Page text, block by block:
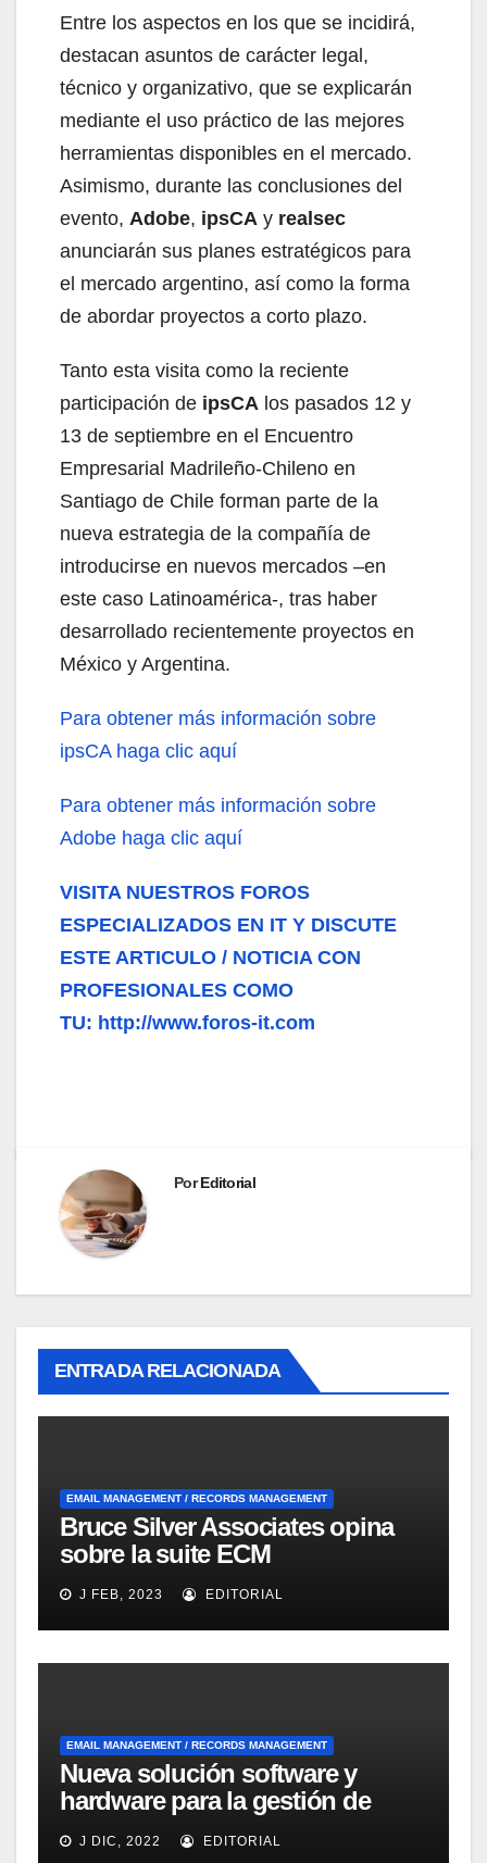
Entre los aspectos en los que se incidirá,
destacan asuntos de carácter legal,
técnico y organizativo, que se explicarán
mediante el uso práctico de las mejores
herramientas disponibles en el mercado.
Asimismo, durante las conclusiones del
evento, Adobe, ipsCA y realsec
anunciarán sus planes estratégicos para
el mercado argentino, así como la forma
de abordar proyectos a corto plazo.
Tanto esta visita como la reciente
participación de ipsCA los pasados 12 y
13 de septiembre en el Encuentro
Empresarial Madrileño-Chileno en
Santiago de Chile forman parte de la
nueva estrategia de la compañía de
introducirse en nuevos mercados –en
este caso Latinoamérica-, tras haber
desarrollado recientemente proyectos en
México y Argentina.
Para obtener más información sobre
ipsCA haga clic aquí
Para obtener más información sobre
Adobe haga clic aquí
VISITA NUESTROS FOROS
ESPECIALIZADOS EN IT Y DISCUTE
ESTE ARTICULO / NOTICIA CON
PROFESIONALES COMO
TU: http://www.foros-it.com
PorEditorial
ENTRADA RELACIONADA
EMAIL MANAGEMENT / RECORDS MANAGEMENT
Bruce Silver Associates opina
sobre la suite ECM
Documentum Enterprise
Records Management
J FEB, 2023 EDITORIAL
EMAIL MANAGEMENT / RECORDS MANAGEMENT
Nueva solución software y
hardware para la gestión de
emails dirigida a las Pymes de
IBM
J DIC, 2022 EDITORIAL